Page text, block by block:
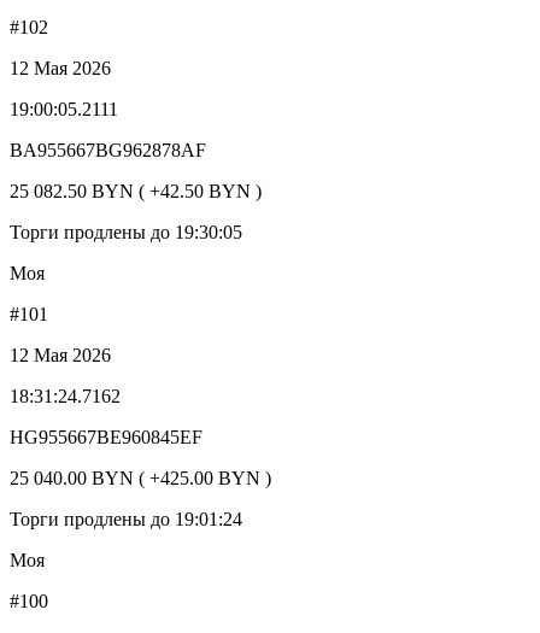
#102
12 Мая 2026
19:00:05.2111
BA955667BG962878AF
25 082.50 BYN ( +42.50 BYN )
Торги продлены до 19:30:05
Моя
#101
12 Мая 2026
18:31:24.7162
HG955667BE960845EF
25 040.00 BYN ( +425.00 BYN )
Торги продлены до 19:01:24
Моя
#100